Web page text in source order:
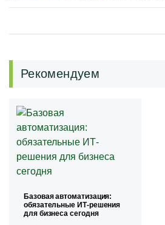
Рекомендуем
Базовая автоматизация:
обязательные ИТ-решения
для бизнеса сегодня